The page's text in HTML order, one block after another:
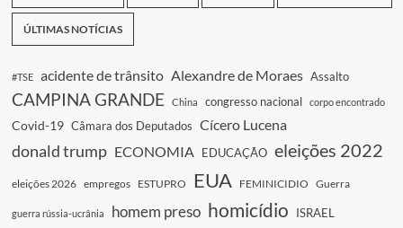
ÚLTIMAS NOTÍCIAS
#TSE acidente de trânsito Alexandre de Moraes Assalto
CAMPINA GRANDE China congresso nacional corpo encontrado
Covid-19 Câmara dos Deputados Cícero Lucena
donald trump ECONOMIA EDUCAÇÃO eleições 2022
eleições 2026 empregos ESTUPRO EUA FEMINICIDIO Guerra
guerra rússia-ucrânia homem preso homicídio ISRAEL